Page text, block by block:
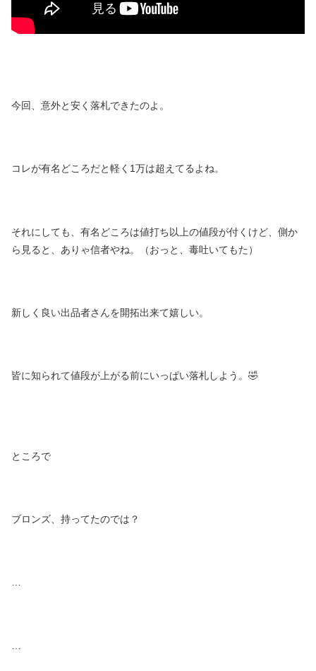
今回、意外と安く落札できたのよ。
コレが有名どころだと軽く1万は超えてるよね。
それにしても、有名どころは値打ち以上の値段が付くけど、側か
ら見ると、ありゃ信者やね。（おっと、毒吐いてもた）
新しく良い出品者さんを開拓出来て嬉しい。
皆に知られて値段が上がる前にいっぱい落札しよう。🤣
ところで
ブロンズ、持ってたのでは？
…